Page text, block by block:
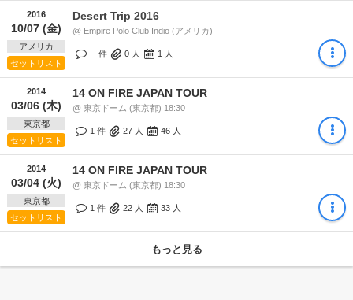
2016
10/07 (金)
アメリカ
セットリスト
Desert Trip 2016
@ Empire Polo Club Indio (アメリカ)
-- 件 0 人 1 人
2014
03/06 (木)
東京都
セットリスト
14 ON FIRE JAPAN TOUR
@ 東京ドーム (東京都) 18:30
1 件 27 人 46 人
2014
03/04 (火)
東京都
セットリスト
14 ON FIRE JAPAN TOUR
@ 東京ドーム (東京都) 18:30
1 件 22 人 33 人
もっと見る